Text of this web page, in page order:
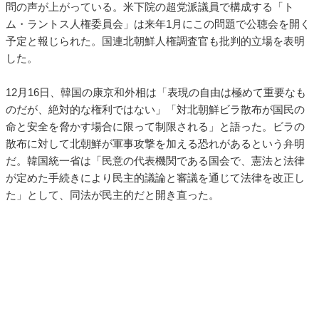
問の声が上がっている。米下院の超党派議員で構成する「ト
ム・ラントス人権委員会」は来年1月にこの問題で公聴会を開く
予定と報じられた。国連北朝鮮人権調査官も批判的立場を表明
した。
12月16日、韓国の康京和外相は「表現の自由は極めて重要なも
のだが、絶対的な権利ではない」「対北朝鮮ビラ散布が国民の
命と安全を脅かす場合に限って制限される」と語った。ビラの
散布に対して北朝鮮が軍事攻撃を加える恐れがあるという弁明
だ。韓国統一省は「民意の代表機関である国会で、憲法と法律
が定めた手続きにより民主的議論と審議を通じて法律を改正し
た」として、同法が民主的だと開き直った。